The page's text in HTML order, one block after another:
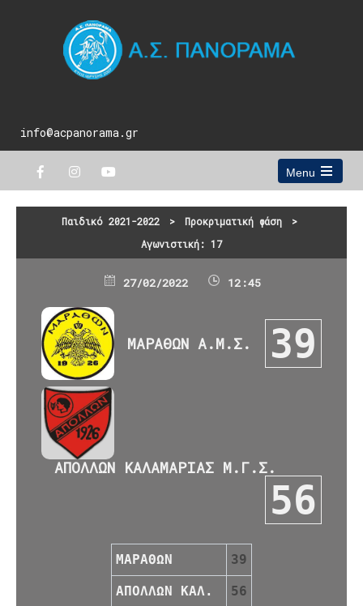
info@acpanorama.gr
Menu
Open
main
Παιδικό 2021-2022 > Προκριματική φάση
>
Αγωνιστική: 17
27/02/2022 12:45
ΜΑΡΑΘΩΝ Α.Μ.Σ. 39
ΑΠΟΛΛΩΝ ΚΑΛΑΜΑΡΙΑΣ Μ.Γ.Σ.
56
ΜΑΡΑΘΩΝ 39
ΑΠΟΛΛΩΝ ΚΑΛ. 56